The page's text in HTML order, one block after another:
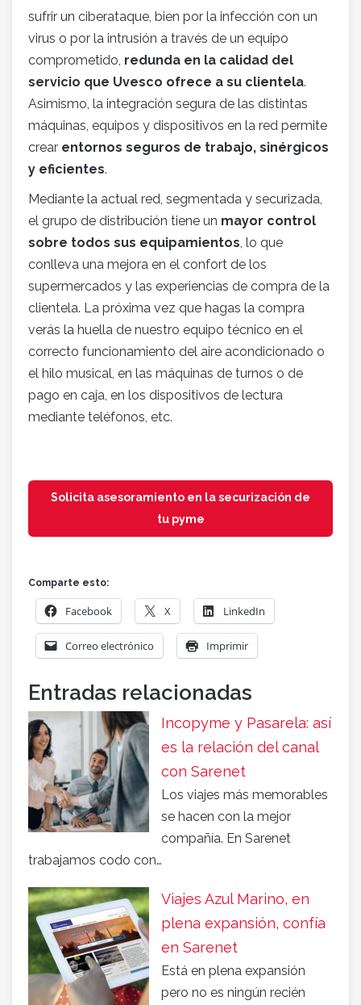
sufrir un ciberataque, bien por la infección con un
virus o por la intrusión a través de un equipo
comprometido, redunda en la calidad del
servicio que Uvesco ofrece a su clientela.
Asimismo, la integración segura de las distintas
máquinas, equipos y dispositivos en la red permite
crear entornos seguros de trabajo, sinérgicos
y eficientes.
Mediante la actual red, segmentada y securizada,
el grupo de distribución tiene un mayor control
sobre todos sus equipamientos, lo que
conlleva una mejora en el confort de los
supermercados y las experiencias de compra de la
clientela. La próxima vez que hagas la compra
verás la huella de nuestro equipo técnico en el
correcto funcionamiento del aire acondicionado o
el hilo musical, en las máquinas de turnos o de
pago en caja, en los dispositivos de lectura
mediante teléfonos, etc.
Solicita asesoramiento en la securización de
tu pyme
Comparte esto:
Facebook X LinkedIn
Correo electrónico Imprimir
Entradas relacionadas
Incopyme y Pasarela: así
es la relación del canal
con Sarenet
Los viajes más memorables
se hacen con la mejor
compañía. En Sarenet
trabajamos codo con…
Viajes Azul Marino, en
plena expansión, confía
en Sarenet
Está en plena expansión
pero no es ningún recién